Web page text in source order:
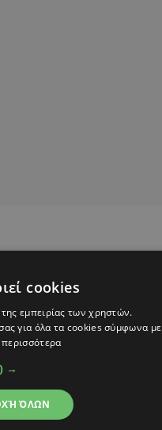
cookies
εμπειρίας των χρηστών.
για όλα τα cookies σύμφωνα με
→
ΌΛΩΝ